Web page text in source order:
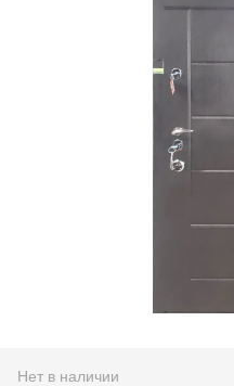
Нет в наличии